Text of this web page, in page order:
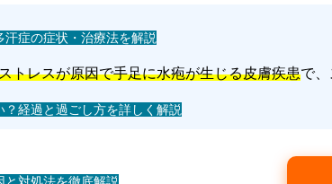
症の症状・治療法を解説
経過と過ごし方を詳しく解説
トレスが原因で手足に水疱が生じる皮膚疾患で